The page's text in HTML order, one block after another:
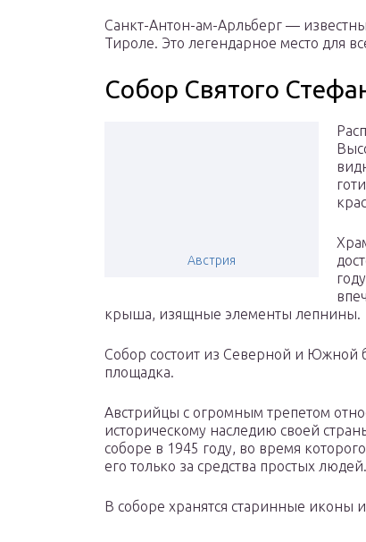
Санкт-Антон-ам-Арльберг —
Тироле. Это легендарное место для
Собор Святого
Австрия
крыша, изящные элементы лепнины.
Собор состоит из Северной и Южной
площадка.
Австрийцы с огромным трепетом
историческому наследию своей
соборе в 1945 году, во время
его только за средства простых людей.
В соборе хранятся старинные иконы